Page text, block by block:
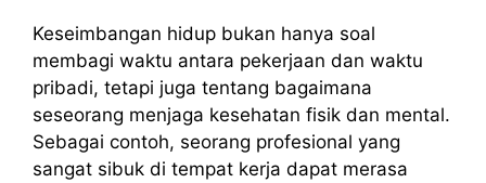
Keseimbangan hidup bukan hanya soal
membagi waktu antara pekerjaan dan waktu
pribadi, tetapi juga tentang bagaimana
seseorang menjaga kesehatan fisik dan mental.
Sebagai contoh, seorang profesional yang
sangat sibuk di tempat kerja dapat merasa